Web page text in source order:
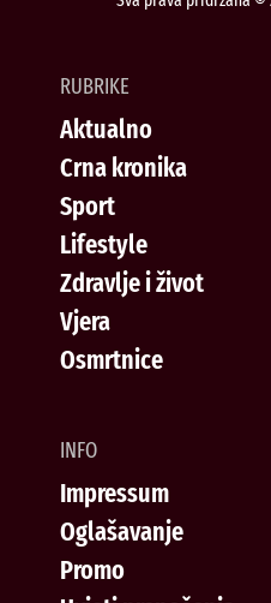
RUBRIKE
Aktualno
Crna kronika
Sport
Lifestyle
Zdravlje i život
Vjera
Osmrtnice
INFO
Impressum
Oglašavanje
Promo